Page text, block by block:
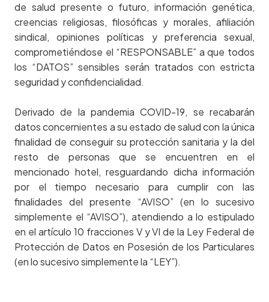
de salud presente o futuro, información genética,
creencias religiosas, filosóficas y morales, afiliación
sindical, opiniones políticas y preferencia sexual,
comprometiéndose el “RESPONSABLE” a que todos
los “DATOS” sensibles serán tratados con estricta
seguridad y confidencialidad.
Derivado de la pandemia COVID-19, se recabarán
datos concernientes a su estado de salud con la única
finalidad de conseguir su protección sanitaria y la del
resto de personas que se encuentren en el
mencionado hotel, resguardando dicha información
por el tiempo necesario para cumplir con las
finalidades del presente “AVISO” (en lo sucesivo
simplemente el “AVISO”), atendiendo a lo estipulado
en el artículo 10 fracciones V y VI de la Ley Federal de
Protección de Datos en Posesión de los Particulares
(en lo sucesivo simplemente la “LEY”).